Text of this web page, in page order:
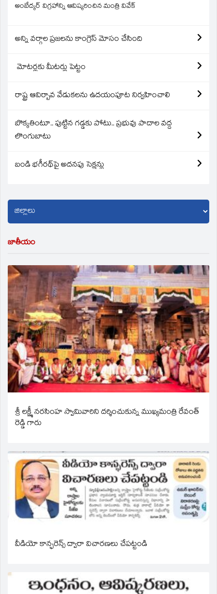
అంబేద్కర్ విగ్రహాన్ని ఆవిష్కరించిన మంత్రి వివేక్
అన్ని వర్గాల ప్రజలను కాంగ్రెస్ మోసం చేసింది
మోటర్లకు మీటర్లు పెట్టం
రాష్ట్ర ఆవిర్బావ వేడుకలను ఉదయంపూట నిర్వహించాలి
బొక్కతింటూ.. పుట్టిన గడ్డకు పోటు.. ప్రభువు పాదాల వద్ద
లొంగుబాటు
బండి భగీరథ్‌పై అదనపు సెక్షన్లు
జాతీయం
శ్రీ లక్ష్మీ నరసింహ స్వామివారిని దర్శించుకున్న ముఖ్యమంత్రి రేవంత్
రెడ్డి గారు
వీడియో కాన్ఫరెన్స్ ద్వారా విచారణలు చేపట్టండి